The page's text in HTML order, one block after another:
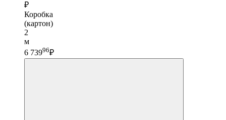
₽
Коробка
(картон)
2
м
6 73996₽